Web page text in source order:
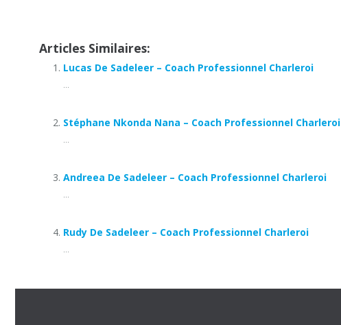
Articles Similaires:
Lucas De Sadeleer – Coach Professionnel Charleroi
...
Stéphane Nkonda Nana – Coach Professionnel Charleroi
...
Andreea De Sadeleer – Coach Professionnel Charleroi
...
Rudy De Sadeleer – Coach Professionnel Charleroi
...